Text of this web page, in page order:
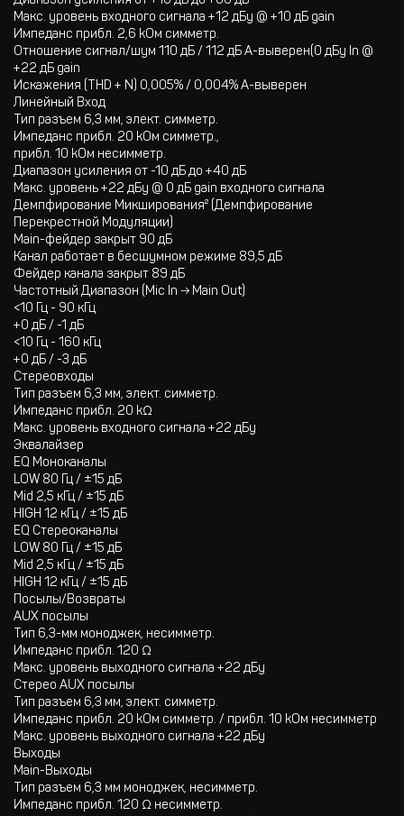
Макс. уровень входного сигнала +12 дБу @ +10 дБ gain
Импеданс прибл. 2,6 kОм симметр.
Отношение сигнал/шум 110 дБ / 112 дБ A-выверен(0 дБу In @
+22 дБ gain
Искажения (THD + N) 0,005% / 0,004% A-выверен
Линейный Вход
Тип разъем 6,3 мм, элект. симметр.
Импеданс прибл. 20 kОм симметр.,
прибл. 10 kОм несимметр.
Диапазон усиления от -10 дБ до +40 дБ
Макс. уровень +22 дБу @ 0 дБ gain входного сигнала
Демпфирование Mикширования² (Демпфирование
Перекрестной Модуляции)
Main-фейдер закрыт 90 дБ
Канал работает в бесшумном режиме 89,5 дБ
Фейдер канала закрыт 89 дБ
Частотный Диапазон (Mic In → Main Out)
<10 Гц - 90 кГц
+0 дБ / -1 дБ
<10 Гц - 160 кГц
+0 дБ / -3 дБ
Стереовходы
Тип разъем 6,3 мм, элект. симметр.
Импеданс прибл. 20 kΩ
Макс. уровень входного сигнала +22 дБу
Эквалайзер
EQ Моноканалы
LOW 80 Гц / ±15 дБ
Mid 2,5 кГц / ±15 дБ
HIGH 12 кГц / ±15 дБ
EQ Стереоканалы
LOW 80 Гц / ±15 дБ
Mid 2,5 кГц / ±15 дБ
HIGH 12 кГц / ±15 дБ
Посылы/Возвраты
AUX посылы
Тип 6,3-мм моноджек, несимметр.
Импеданс прибл. 120 Ω
Макс. уровень выходного сигнала +22 дБу
Стерео AUX посылы
Тип разъем 6,3 мм, элект. симметр.
Импеданс прибл. 20 kОм симметр. / прибл. 10 kОм несимметр
Макс. уровень выходного сигнала +22 дБу
Выходы
Main-Выходы
Тип разъем 6,3 мм моноджек, несимметр.
Импеданс прибл. 120 Ω несимметр.